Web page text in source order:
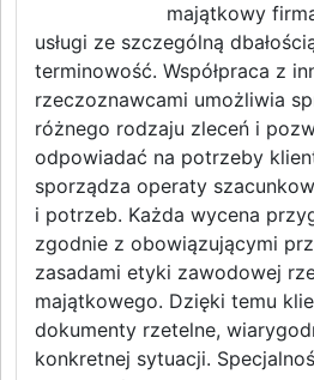
majątkowy
usługi ze szczególną
terminowość. Współpraca z
rzeczoznawcami umożliwia
różnego rodzaju zleceń i
odpowiadać na potrzeby
sporządza operaty
i potrzeb. Każda wycena
zgodnie z obowiązującymi
zasadami etyki zawodowej
majątkowego. Dzięki temu
dokumenty rzetelne,
konkretnej sytuacji.